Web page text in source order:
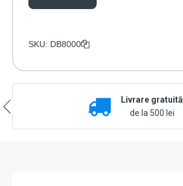
SKU: DB8000
Livrare gratuită
de la 500 lei